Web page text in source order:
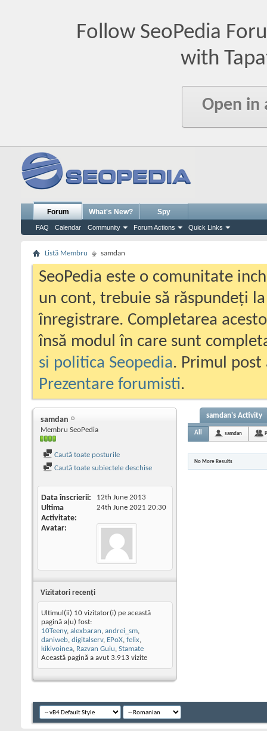
Follow SeoPedia
with
Open in
Forum
FAQ Calendar Community Forum Actions Quick Links
What's New? Spy
Listă Membru samdan
SeoPedia este o comunitate
un cont, trebuie să răspundeți
înregistrare. Completarea
însă modul în care sunt
si politica Seopedia. Primul
Prezentare forumisti.
samdan
Membru SeoPedia
Caută toate posturile
Caută toate subiectele deschise
Data înscrierii 12th June 2013
Ultima
Activitate
24th June 2021 20:30
Avatar
Vizitatori recenţi
Ultimul(ii) 10 vizitator(i) pe această
pagină a(u) fost:
10Teeny, alexbaran, andrei_sm,
daniweb, digitalserv, EPoX, felix,
kikivoinea, Razvan Guiu, Stamate
Această pagină a avut 3.913 vizite
samdan's Activity
All samdan
No More Results